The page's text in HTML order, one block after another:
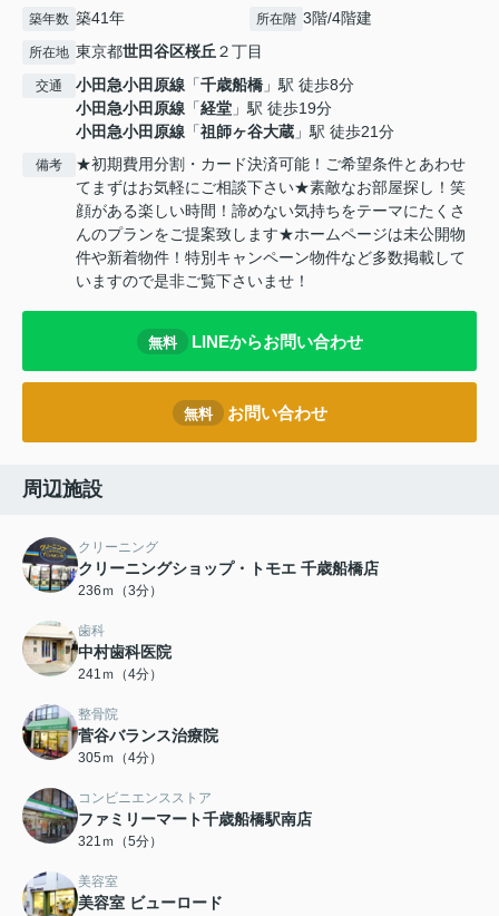
築年数 築41年 所在階 3階/4階建
所在地 東京都世田谷区桜丘２丁目
交通 小田急小田原線 「千歳船橋 」駅 徒歩8分
小田急小田原線 「経堂 」駅 徒歩19分
小田急小田原線 「祖師ヶ谷大蔵 」駅 徒歩21分
備考
★初期費用分割・カード決済可能！ご希望条件とあわせ
てまずはお気軽にご相談下さい★素敵なお部屋探し！笑
顔がある楽しい時間！諦めない気持ちをテーマにたくさ
んのプランをご提案致します★ホームページは未公開物
件や新着物件！特別キャンペーン物件など多数掲載して
いますので是非ご覧下さいませ！
無料 LINEからお問い合わせ
無料 お問い合わせ
周辺施設
クリーニング
クリーニングショップ・トモエ 千歳船橋店
236ｍ（3分）
歯科
中村歯科医院
241ｍ（4分）
整骨院
菅谷バランス治療院
305ｍ（4分）
コンビニエンスストア
ファミリーマート千歳船橋駅南店
321ｍ（5分）
美容室
美容室 ビューロード